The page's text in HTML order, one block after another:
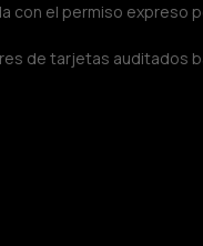
con el permiso expreso
de tarjetas auditados